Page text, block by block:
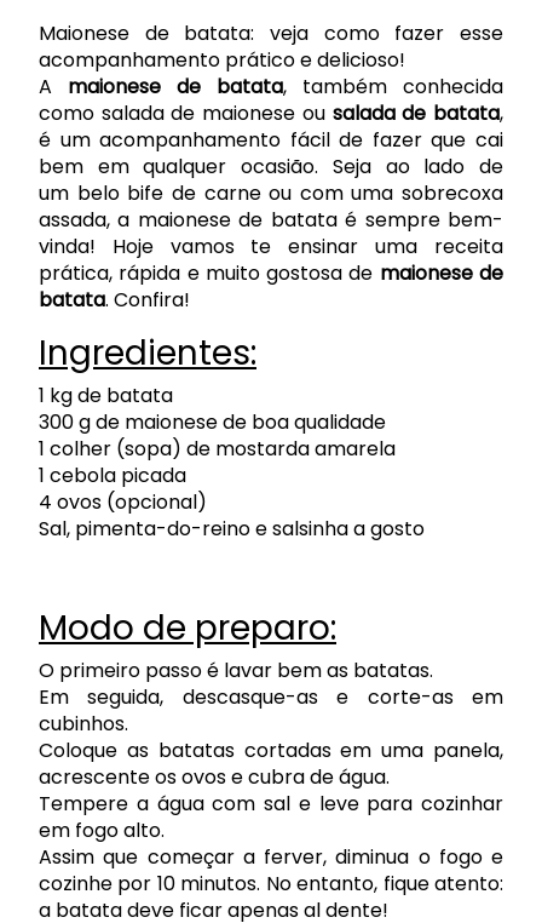
Maionese de batata: veja como fazer esse
acompanhamento prático e delicioso!
A maionese de batata, também conhecida
como salada de maionese ou salada de batata,
é um acompanhamento fácil de fazer que cai
bem em qualquer ocasião. Seja ao lado de
um belo bife de carneou com uma sobrecoxa
assada, a maionese de batata é sempre bem-
vinda! Hoje vamos te ensinar uma receita
prática, rápida e muito gostosa de maionese de
batata. Confira!
Ingredientes:
1 kg de batata
300 g de maionese de boa qualidade
1 colher (sopa) de mostarda amarela
1 cebola picada
4 ovos (opcional)
Sal, pimenta-do-reino e salsinha a gosto
Modo de preparo:
O primeiro passo é lavar bem as batatas.
Em seguida, descasque-as e corte-as em
cubinhos.
Coloque as batatas cortadas em uma panela,
acrescente os ovos e cubra de água.
Tempere a água com sal e leve para cozinhar
em fogo alto.
Assim que começar a ferver, diminua o fogo e
cozinhe por 10 minutos. No entanto, fique atento:
a batata deve ficar apenas al dente!